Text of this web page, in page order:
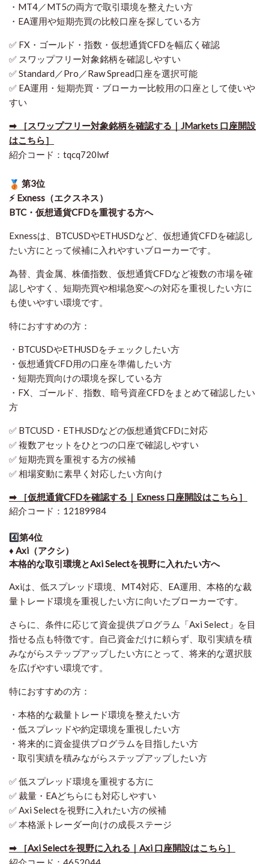
・MT4／MT5の両方で取引環境を整えたい方
・EA運用や短期売買の比較口座を探している方
✅ FX・ゴールド・指数・仮想通貨CFDを幅広く確認
✅ スワップフリー対象銘柄を確認しやすい
✅ Standard／Pro／Raw Spread口座を選択可能
✅ EA運用・短期売買・ブローカー比較用の口座として使いや
すい
➡ ［スワップフリー対象銘柄を確認する｜JMarkets 口座開設
はこちら］
紹介コード：tqcq720lwf
第3位
⚡ Exness（エクスネス）
BTC・仮想通貨CFDを重視する方へ
Exnessは、BTCUSDやETHUSDなど、仮想通貨CFDを確認し
たい方にとって候補に入れやすいブローカーです。
為替、貴金属、株価指数、仮想通貨CFDなど複数の市場を確
認しやすく、短期売買や相場急変への対応を重視したい方に
も使いやすい環境です。
特におすすめの方：
・BTCUSDやETHUSDをチェックしたい方
・仮想通貨CFD用の口座を準備したい方
・短期売買向けの環境を探している方
・FX、ゴールド、指数、暗号資産CFDをまとめて確認したい
方
✅ BTCUSD・ETHUSDなどの仮想通貨CFDに対応
✅ 複数アセットをひとつの口座で確認しやすい
✅ 短期売買を重視する方の候補
✅ 相場変動に素早く対応したい方向け
➡ ［仮想通貨CFDを確認する｜Exness 口座開設はこちら］
紹介コード：12189984
4️⃣第4位
♦️ Axi（アクシ）
本格的な取引環境とAxi Selectを視野に入れたい方へ
Axiは、低スプレッド環境、MT4対応、EA運用、本格的な裁
量トレード環境を重視したい方に向いたブローカーです。
さらに、条件に応じて資金提供プログラム「Axi Select」を目
指せる点も特徴です。自己資金だけに頼らず、取引実績を積
みながらステップアップしたい方にとって、将来的な選択肢
を広げやすい環境です。
特におすすめの方：
・本格的な裁量トレード環境を整えたい方
・低スプレッドや約定環境を重視したい方
・将来的に資金提供プログラムを目指したい方
・取引実績を積みながらステップアップしたい方
✅ 低スプレッド環境を重視する方に
✅ 裁量・EAどちらにも対応しやすい
✅ Axi Selectを視野に入れたい方の候補
✅ 本格派トレーダー向けの成長ステージ
➡ ［Axi Selectを視野に入れる｜Axi 口座開設はこちら］